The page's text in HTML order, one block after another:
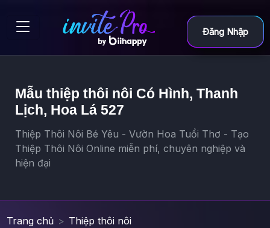
Đăng Nhập
Mẫu thiệp thôi nôi Có Hình, Thanh
Lịch, Hoa Lá 527
Thiệp Thôi Nôi Bé Yêu - Vườn Hoa Tuổi Thơ - Tạo
Thiệp Thôi Nôi Online miễn phí, chuyên nghiệp và
hiện đại
Trang chủ
Thiệp thôi nôi